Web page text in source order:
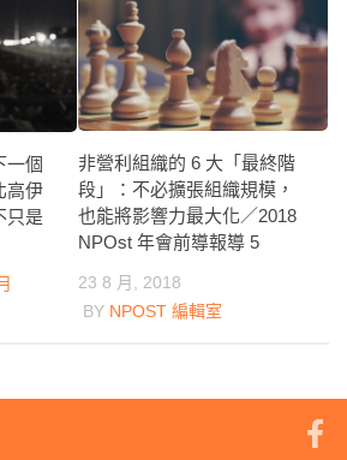
一個
高伊
只是
非營利組織的 6 大「最終階
段」：不必擴張組織規模，
也能將影響力最大化／2018
NPOst 年會前導報導 5
23 8 月, 2018
BY NPOST 編輯室